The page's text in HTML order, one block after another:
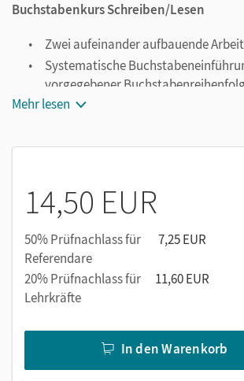
BuchstabenkursSchreiben/Lesen
Zwei aufeinander aufbauende
Systematische
vorgegebener
Integrierter Druck- bzw.
Sich wiederholende
Das-kann-ich-schon-Seiten
Mehr lesen
14,50 EUR
50% Prüfnachlass für
Referendare
7,25 EUR
20% Prüfnachlass für
Lehrkräfte
11,60 EUR
In den Warenkorb